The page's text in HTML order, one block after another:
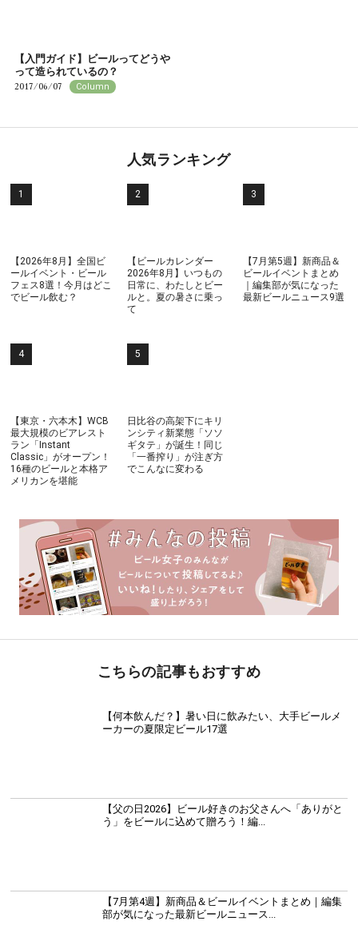
【入門ガイド】ビールってどうや
って造られているの？
2017/06/07 Column
人気ランキング
【2026年8月】全国ビ
ールイベント・ビール
フェス8選！今月はどこ
でビール飲む？
【ビールカレンダー
2026年8月】いつもの
日常に、わたしとビー
ルと。夏の暑さに乗っ
て
【7月第5週】新商品＆
ビールイベントまとめ
｜編集部が気になった
最新ビールニュース9選
【東京・六本木】WCB
最大規模のビアレスト
ラン「Instant
Classic」がオープン！
16種のビールと本格ア
メリカンを堪能
日比谷の高架下にキリ
ンシティ新業態「ソソ
ギタテ」が誕生！同じ
「一番搾り」が注ぎ方
でこんなに変わる
こちらの記事もおすすめ
【何本飲んだ？】暑い日に飲みたい、大手ビールメ
ーカーの夏限定ビール17選
【父の日2026】ビール好きのお父さんへ「ありがと
う」をビールに込めて贈ろう！編...
【7月第4週】新商品＆ビールイベントまとめ｜編集
部が気になった最新ビールニュース...